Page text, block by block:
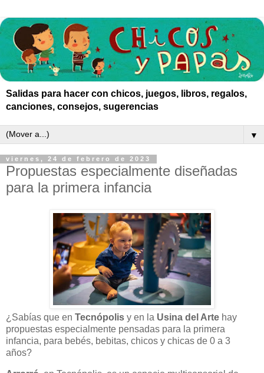
Salidas para hacer con chicos, juegos, libros, regalos,
canciones, consejos, sugerencias
▼
viernes, 24 de febrero de 2023
Propuestas especialmente diseñadas
para la primera infancia
¿Sabías que en Tecnópolis y en la Usina del Arte hay
propuestas especialmente pensadas para la primera
infancia, para bebés, bebitas, chicos y chicas de 0 a 3
años?